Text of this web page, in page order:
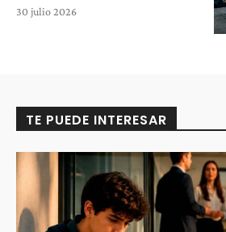
30 julio 2026
TE PUEDE INTERESAR